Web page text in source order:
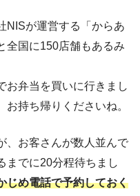
NISが運営する「からあ
全国に150店舗もあるみ
お弁当を買いに行きまし
持ち帰りくださいね。
、お客さんが数人並んで
までに20分程待ちまし
じめ電話で予約しておく